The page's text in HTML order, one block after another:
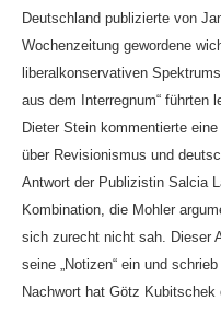
Deutschland publizierte von
Wochenzeitung gewordene
liberalkonservativen
aus dem Interregnum“ führten
Dieter Stein kommentierte
über Revisionismus und
Antwort der Publizistin Salcia
Kombination, die Mohler
sich zurecht nicht sah. Dieser
seine „Notizen“ ein und
Nachwort hat Götz